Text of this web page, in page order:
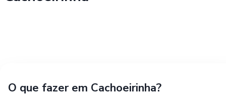
O que fazer em Cachoeirinha?